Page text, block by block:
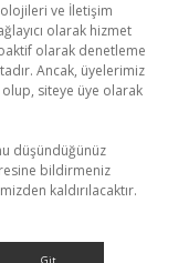
ve İletişim
olarak hizmet
olarak denetleme
Ancak, üyelerimiz
olup, siteye üye olarak
düşündüğünüz
bildirmeniz
kaldırılacaktır.